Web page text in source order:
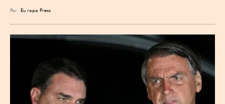
Por Eu ropa Press